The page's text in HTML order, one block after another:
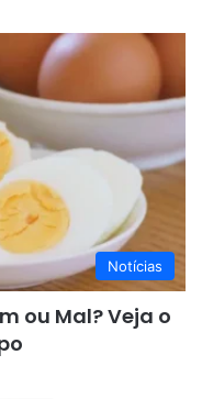
Notícias
ou Mal? Veja o